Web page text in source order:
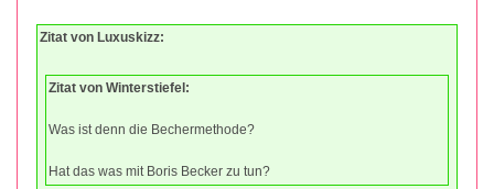
Zitat von Luxuskizz:
Zitat von Winterstiefel:
Was ist denn die Bechermethode?
Hat das was mit Boris Becker zu tun?